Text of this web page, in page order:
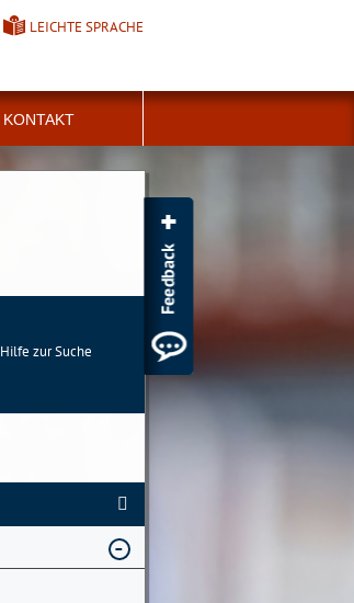
LEICHTE SPRACHE
KONTAKT
Hilfe zur Suche